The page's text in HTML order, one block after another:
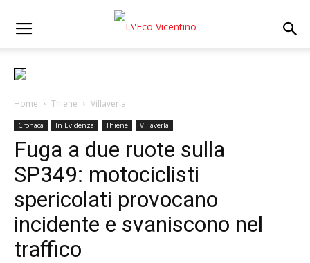
Home Thiene Villaverla
Cronaca In Evidenza Thiene Villaverla
Fuga a due ruote sulla
SP349: motociclisti
spericolati provocano
incidente e svaniscono nel
traffico